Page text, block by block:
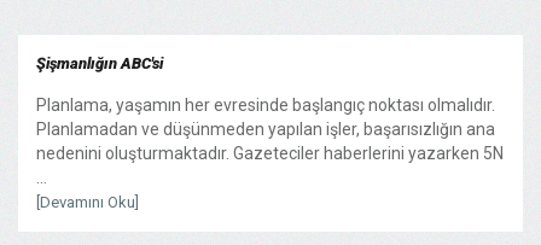
Şişmanlığın ABC'si
Planlama, yaşamın her evresinde başlangıç noktası olmalıdır.
Planlamadan ve düşünmeden yapılan işler, başarısızlığın ana
nedenini oluşturmaktadır. Gazeteciler haberlerini yazarken 5N
[Devamını Oku]